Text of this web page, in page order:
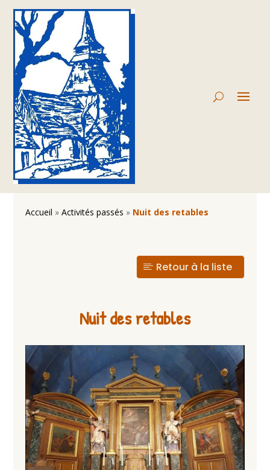
Accueil »Activités passés » Nuit des retables
Retour à la liste
Nuit des retables